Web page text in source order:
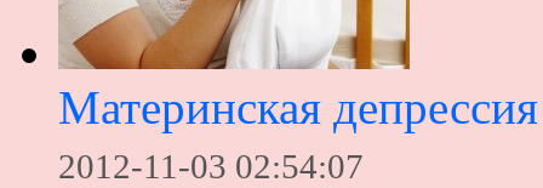
Материнская
2012-11-03 02:54:07